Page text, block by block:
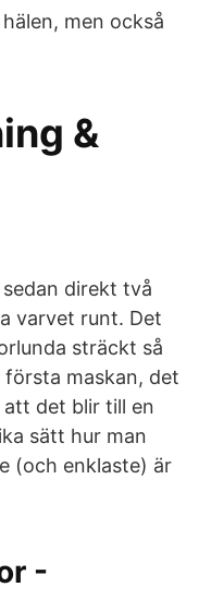
men också
&
direkt två
varvet runt. Det
sträckt så
maskan, det
det blir till en
sätt hur man
(och enklaste) är
-